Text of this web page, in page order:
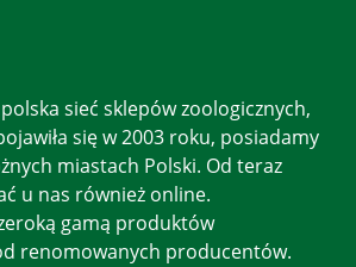
sieć sklepów zoologicznych,
się w 2003 roku, posiadamy
miastach Polski. Od teraz
u nas również online.
gamą produktów
renomowanych producentów.